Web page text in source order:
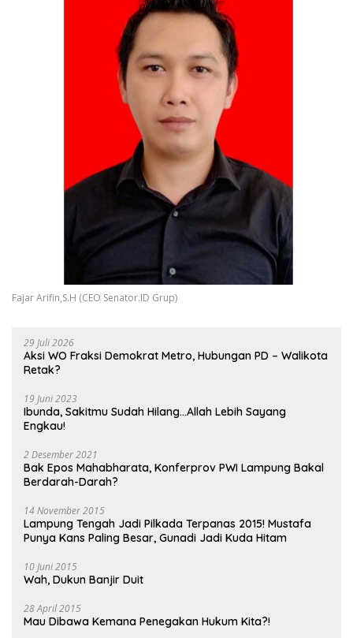
Fajar Arifin,S.H (CEO Senator.ID Grup)
29 Juli 2026
Aksi WO Fraksi Demokrat Metro, Hubungan PD – Walikota
Retak?
19 Juni 2023
Ibunda, Sakitmu Sudah Hilang…Allah Lebih Sayang
Engkau!
2 Desember 2021
Bak Epos Mahabharata, Konferprov PWI Lampung Bakal
Berdarah-Darah?
14 November 2015
Lampung Tengah Jadi Pilkada Terpanas 2015! Mustafa
Punya Kans Paling Besar, Gunadi Jadi Kuda Hitam
10 Juni 2015
Wah, Dukun Banjir Duit
28 April 2015
Mau Dibawa Kemana Penegakan Hukum Kita?!